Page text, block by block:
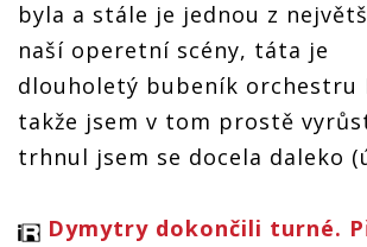
byla a stále je jednou z
naší operetní scény, táta je
dlouholetý bubeník orchestru
takže jsem v tom prostě
trhnul jsem se docela daleko
Dymytry dokončili turné.